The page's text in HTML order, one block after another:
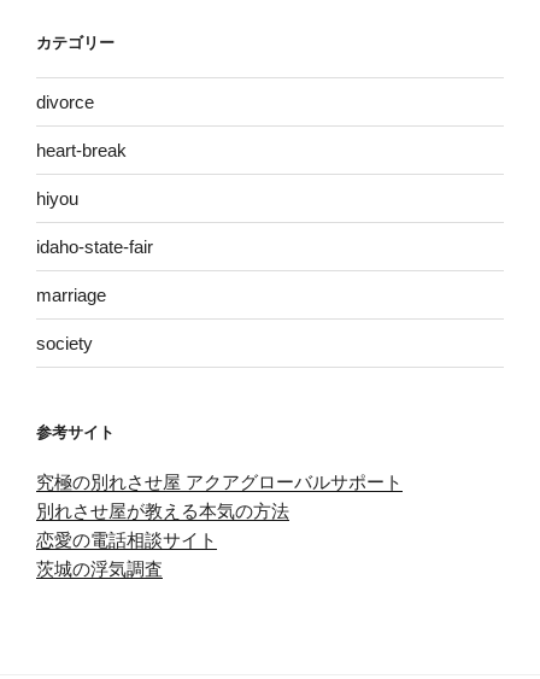
カテゴリー
divorce
heart-break
hiyou
idaho-state-fair
marriage
society
参考サイト
究極の別れさせ屋 アクアグローバルサポート
別れさせ屋が教える本気の方法
恋愛の電話相談サイト
茨城の浮気調査